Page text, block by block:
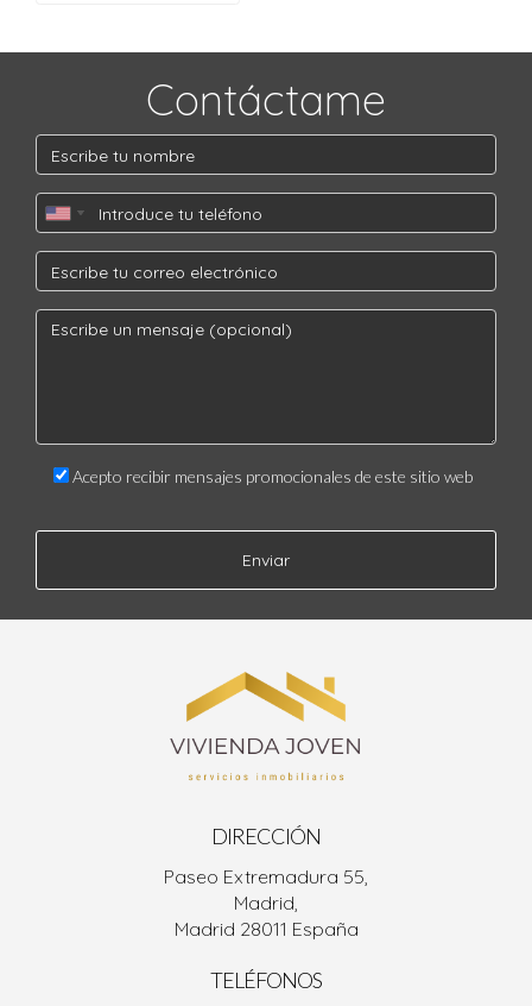
Contáctame
Acepto recibir mensajes promocionales de este sitio web
Enviar
DIRECCIÓN
Paseo Extremadura 55,
Madrid,
Madrid 28011 España
TELÉFONOS